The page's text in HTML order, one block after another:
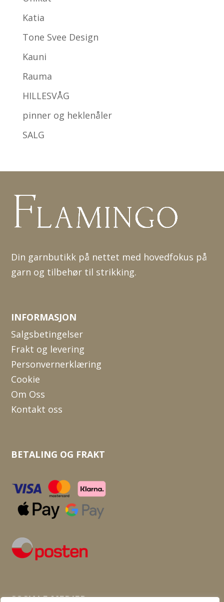
Katia
Tone Svee Design
Kauni
Rauma
HILLESVÅG
pinner og heklenåler
SALG
Din garnbutikk på nettet med hovedfokus på
garn og tilbehør til strikking.
INFORMASJON
Salgsbetingelser
Frakt og levering
Personvernerklæring
Cookie
Om Oss
Kontakt oss
BETALING OG FRAKT
SOSIALE MEDIER